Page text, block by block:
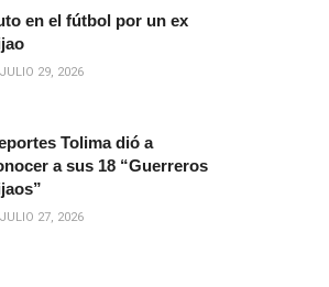
en el fútbol por un ex
29, 2026
Tolima dió a
a sus 18 “Guerreros
27, 2026